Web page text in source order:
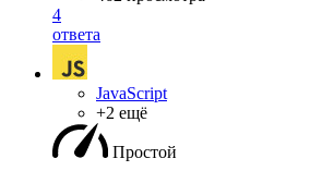
4
ответа
JavaScript
+2 ещё
Простой